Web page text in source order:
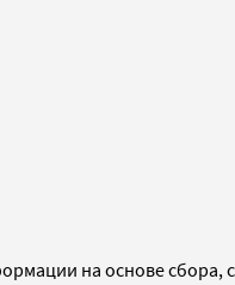
на основе сбора,